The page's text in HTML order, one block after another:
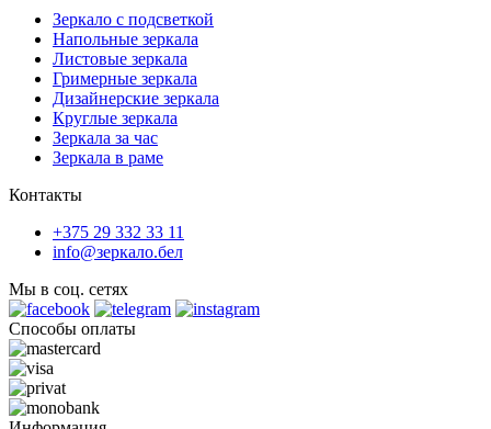
Зеркало с подсветкой
Напольные зеркала
Листовые зеркала
Гримерные зеркала
Дизайнерские зеркала
Круглые зеркала
Зеркала за час
Зеркала в раме
Контакты
+375 29 332 33 11
info@зеркало.бел
Мы в соц. сетях
Способы оплаты